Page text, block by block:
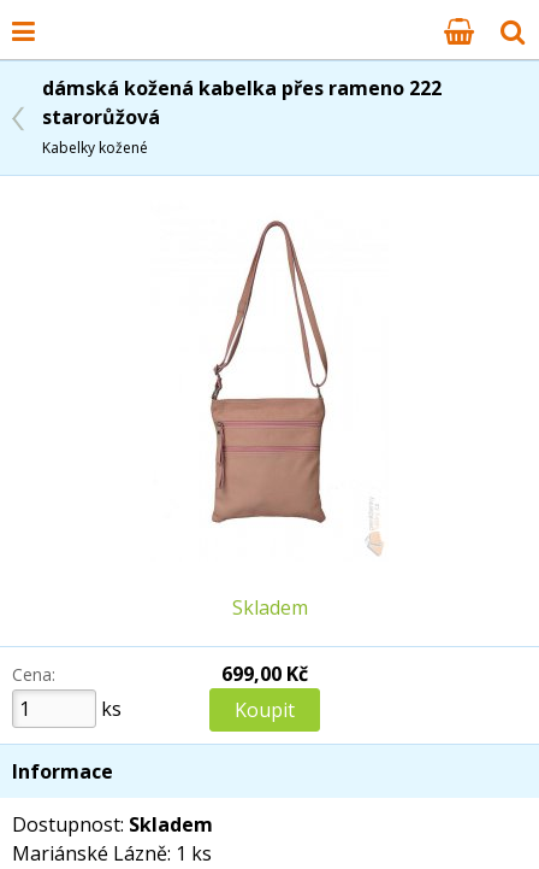
dámská kožená kabelka přes rameno 222
starorůžová
Kabelky kožené
Skladem
Cena:
ks
699,00 Kč
Informace
Dostupnost: Skladem
Mariánské Lázně: 1 ks